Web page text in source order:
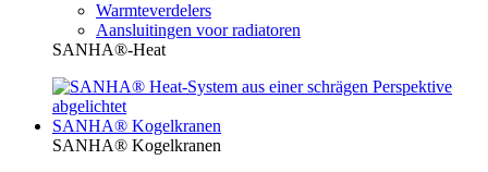
Warmteverdelers
Aansluitingen voor radiatoren
SANHA®-Heat
SANHA® Kogelkranen
SANHA® Kogelkranen